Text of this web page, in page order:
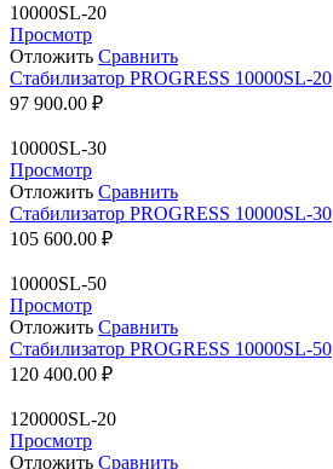
10000SL-20
Просмотр
Отложить Сравнить
Стабилизатор PROGRESS 10000SL-20
97 900.00 ₽
10000SL-30
Просмотр
Отложить Сравнить
Стабилизатор PROGRESS 10000SL-30
105 600.00 ₽
10000SL-50
Просмотр
Отложить Сравнить
Стабилизатор PROGRESS 10000SL-50
120 400.00 ₽
120000SL-20
Просмотр
Отложить Сравнить